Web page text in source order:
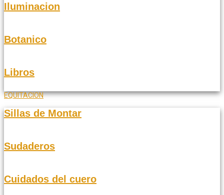
Iluminacion
Botanico
Libros
EQUITACION
Sillas de Montar
Sudaderos
Cuidados del cuero